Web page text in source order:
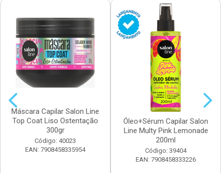
Máscara Capilar Salon Line
Top Coat Liso Ostentação
300gr
Código: 40023
EAN: 7908458335954
Óleo+Sérum Capilar Salon
Line Multy Pink Lemonade
200ml
Código: 39404
EAN: 7908458333226